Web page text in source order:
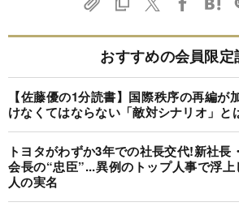
おすすめの会員限定
【佐藤優の1分読書】国際秩序の再編が
けなくてはならない「敵対シナリオ」と
トヨタがわずか3年での社長交代!新社長
会長の“忠臣”...異例のトップ人事で浮
人の実名